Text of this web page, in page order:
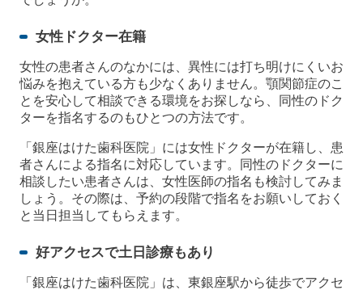
女性ドクター在籍
女性の患者さんのなかには、異性には打ち明けにくいお
悩みを抱えている方も少なくありません。顎関節症のこ
とを安心して相談できる環境をお探しなら、同性のドク
ターを指名するのもひとつの方法です。
「銀座はけた歯科医院」には女性ドクターが在籍し、患
者さんによる指名に対応しています。同性のドクターに
相談したい患者さんは、女性医師の指名も検討してみま
しょう。その際は、予約の段階で指名をお願いしておく
と当日担当してもらえます。
好アクセスで土日診療もあり
「銀座はけた歯科医院」は、東銀座駅から徒歩でアクセ